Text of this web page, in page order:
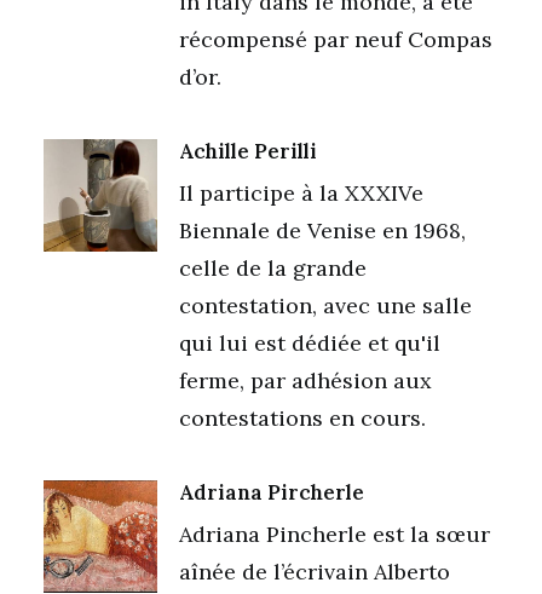
récompensé par neuf Compas
d’or.
Achille Perilli
Il participe à la XXXIVe
Biennale de Venise en 1968,
celle de la grande
contestation, avec une salle
qui lui est dédiée et qu'il
ferme, par adhésion aux
contestations en cours.
Adriana Pircherle
Adriana Pincherle est la sœur
aînée de l’écrivain Alberto